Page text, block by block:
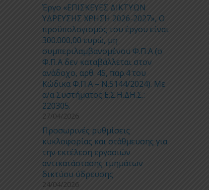
Έργο «ΕΠΙΣΚΕΥΕΣ ΔΙΚΤΥΩΝ
ΥΔΡΕΥΣΗΣ ΧΡΗΣΗ 2026-2027», Ο
προϋπολογισμός του έργου είναι
300.000,00 ευρώ, μη
συμπεριλαμβανομένου Φ.Π.Α (ο
Φ.Π.Α δεν καταβάλλεται στον
ανάδοχο, αρθ. 45, παρ.4 του
Κώδικα Φ.Π.Α – Ν.5144/2024). Με
α/α Συστήματος Ε.Σ.Η.ΔΗ.Σ.:
220305.
27/04/2026
Προσωρινές ρυθμίσεις
κυκλοφορίας και στάθμευσης για
την εκτέλεση εργασιών
αντικατάστασης τμημάτων
δικτύου ύδρευσης
24/04/2026